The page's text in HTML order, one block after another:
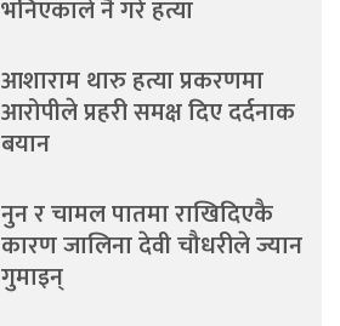
भनिएकाले नै गरे हत्या
आशाराम थारु हत्या प्रकरणमा
आरोपीले प्रहरी समक्ष दिए दर्दनाक
बयान
नुन र चामल पातमा राखिदिएकै
कारण जालिना देवी चौधरीले ज्यान
गुमाइन्